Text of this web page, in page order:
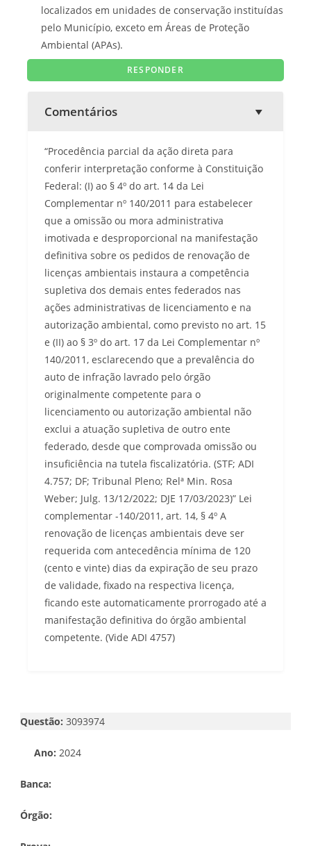
localizados em unidades de conservação instituídas
pelo Município, exceto em Áreas de Proteção
Ambiental (APAs).
Comentários
“Procedência parcial da ação direta para
conferir interpretação conforme à Constituição
Federal: (I) ao § 4º do art. 14 da Lei
Complementar nº 140/2011 para estabelecer
que a omissão ou mora administrativa
imotivada e desproporcional na manifestação
definitiva sobre os pedidos de renovação de
licenças ambientais instaura a competência
supletiva dos demais entes federados nas
ações administrativas de licenciamento e na
autorização ambiental, como previsto no art. 15
e (II) ao § 3º do art. 17 da Lei Complementar nº
140/2011, esclarecendo que a prevalência do
auto de infração lavrado pelo órgão
originalmente competente para o
licenciamento ou autorização ambiental não
exclui a atuação supletiva de outro ente
federado, desde que comprovada omissão ou
insuficiência na tutela fiscalizatória. (STF; ADI
4.757; DF; Tribunal Pleno; Relª Min. Rosa
Weber; Julg. 13/12/2022; DJE 17/03/2023)” Lei
complementar -140/2011, art. 14, § 4º A
renovação de licenças ambientais deve ser
requerida com antecedência mínima de 120
(cento e vinte) dias da expiração de seu prazo
de validade, fixado na respectiva licença,
ficando este automaticamente prorrogado até a
manifestação definitiva do órgão ambiental
competente. (Vide ADI 4757)
Questão: 3093974
Ano: 2024
Banca:
Órgão: